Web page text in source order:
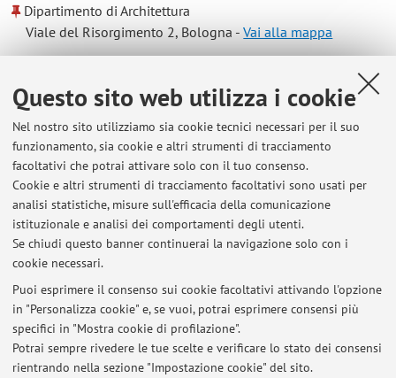
Questo sito web utilizza i cookie
Nel nostro sito utilizziamo sia cookie tecnici necessari per il suo
funzionamento, sia cookie e altri strumenti di tracciamento
facoltativi che potrai attivare solo con il tuo consenso.
Cookie e altri strumenti di tracciamento facoltativi sono usati per
analisi statistiche, misure sull'efficacia della comunicazione
istituzionale e analisi dei comportamenti degli utenti.
Se chiudi questo banner continuerai la navigazione solo con i
cookie necessari.
Puoi esprimere il consenso sui cookie facoltativi attivando l'opzione
in "Personalizza cookie" e, se vuoi, potrai esprimere consensi più
specifici in "Mostra cookie di profilazione".
Potrai sempre rivedere le tue scelte e verificare lo stato dei consensi
rientrando nella sezione "Impostazione cookie" del sito.
Dipartimento di Architettura
Viale del Risorgimento 2, Bologna -Vai alla mappa
Risorse in rete
ORCID
Orario di ricevimento
Ricevimento previo appuntamento
Ultimi avvisi
Al momento non sono presenti avvisi.